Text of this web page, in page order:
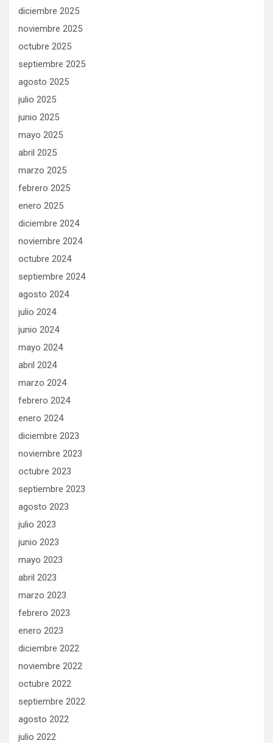
diciembre 2025
noviembre 2025
octubre 2025
septiembre 2025
agosto 2025
julio 2025
junio 2025
mayo 2025
abril 2025
marzo 2025
febrero 2025
enero 2025
diciembre 2024
noviembre 2024
octubre 2024
septiembre 2024
agosto 2024
julio 2024
junio 2024
mayo 2024
abril 2024
marzo 2024
febrero 2024
enero 2024
diciembre 2023
noviembre 2023
octubre 2023
septiembre 2023
agosto 2023
julio 2023
junio 2023
mayo 2023
abril 2023
marzo 2023
febrero 2023
enero 2023
diciembre 2022
noviembre 2022
octubre 2022
septiembre 2022
agosto 2022
julio 2022